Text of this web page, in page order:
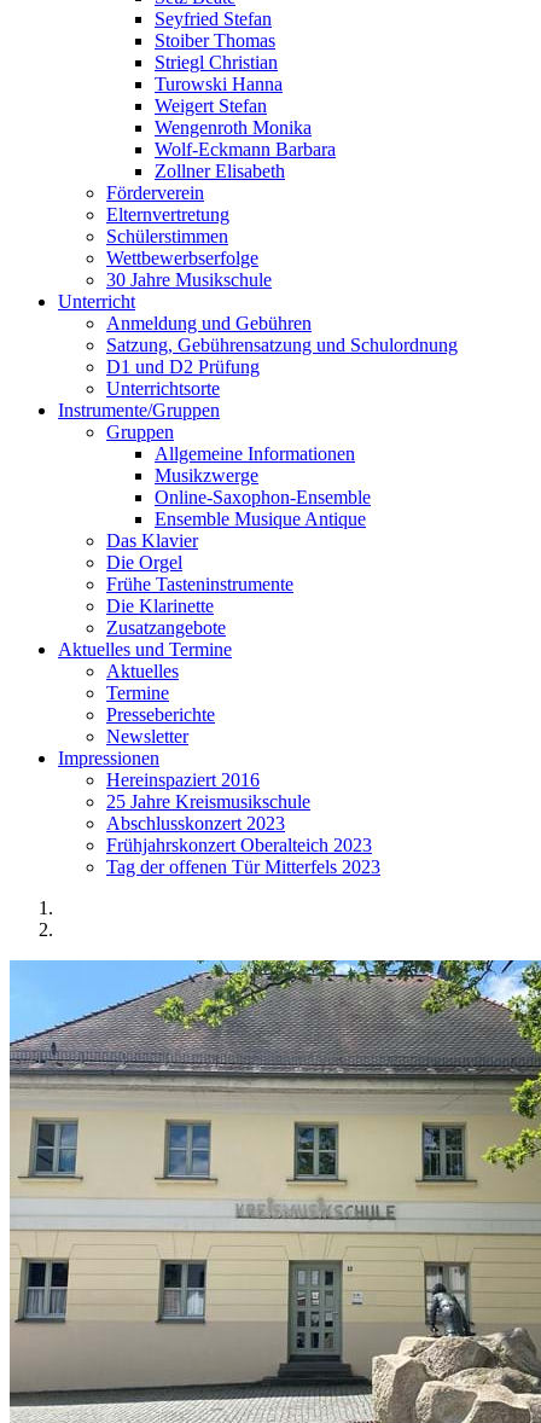
Seyfried Stefan
Stoiber Thomas
Striegl Christian
Turowski Hanna
Weigert Stefan
Wengenroth Monika
Wolf-Eckmann Barbara
Zollner Elisabeth
Förderverein
Elternvertretung
Schülerstimmen
Wettbewerbserfolge
30 Jahre Musikschule
Unterricht
Anmeldung und Gebühren
Satzung, Gebührensatzung und Schulordnung
D1 und D2 Prüfung
Unterrichtsorte
Instrumente/Gruppen
Gruppen
Allgemeine Informationen
Musikzwerge
Online-Saxophon-Ensemble
Ensemble Musique Antique
Das Klavier
Die Orgel
Frühe Tasteninstrumente
Die Klarinette
Zusatzangebote
Aktuelles und Termine
Aktuelles
Termine
Presseberichte
Newsletter
Impressionen
Hereinspaziert 2016
25 Jahre Kreismusikschule
Abschlusskonzert 2023
Frühjahrskonzert Oberalteich 2023
Tag der offenen Tür Mitterfels 2023